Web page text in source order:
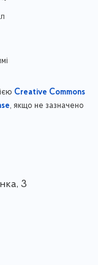
Creative Commons
, якщо не зазначено
3